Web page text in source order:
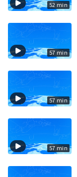
52 min
57 min
57 min
57 min